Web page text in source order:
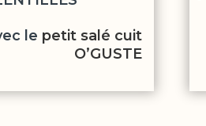
le petit salé cuit
O’GUSTE